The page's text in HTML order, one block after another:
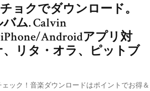
ョクでダウンロード。
ム. Calvin
Androidアプリ対
、リタ・オラ、ピットブ
ック！音楽ダウンロードはポイントでお得＆